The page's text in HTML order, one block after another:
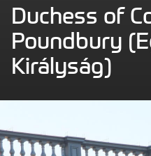
Duchess of
Poundbury
Királyság)